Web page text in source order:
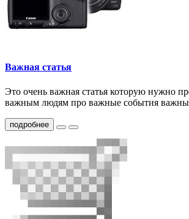
Важная статья
Это очень важная статья которую нужно
важным людям про важные события
подробнее